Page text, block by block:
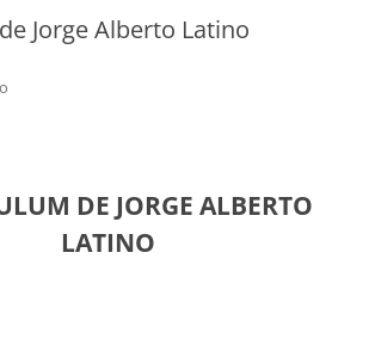
Jorge Alberto Latino
DE JORGE ALBERTO
LATINO